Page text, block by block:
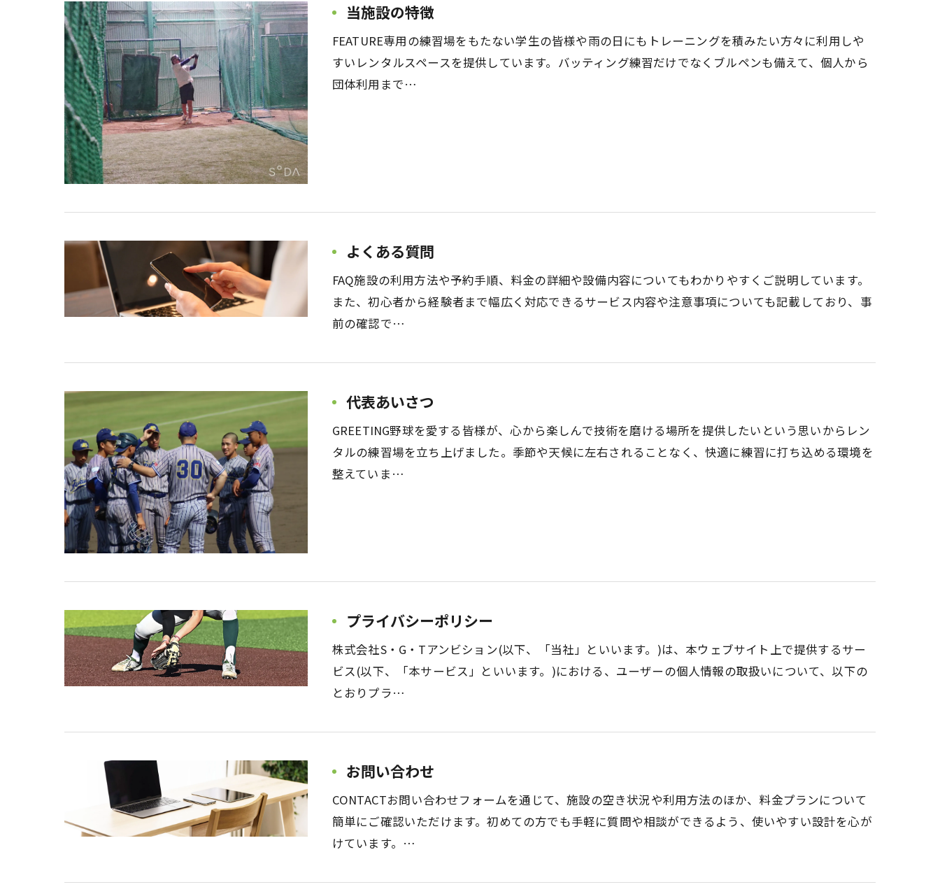
当施設の特徴
FEATURE専用の練習場をもたない学生の皆様や雨の日にもトレーニングを積みたい方々に利用しや
すいレンタルスペースを提供しています。バッティング練習だけでなくブルペンも備えて、個人から
団体利用まで…
よくある質問
FAQ施設の利用方法や予約手順、料金の詳細や設備内容についてもわかりやすくご説明しています。
また、初心者から経験者まで幅広く対応できるサービス内容や注意事項についても記載しており、事
前の確認で…
代表あいさつ
GREETING野球を愛する皆様が、心から楽しんで技術を磨ける場所を提供したいという思いからレン
タルの練習場を立ち上げました。季節や天候に左右されることなく、快適に練習に打ち込める環境を
整えていま…
プライバシーポリシー
株式会社S・G・Tアンビション(以下、「当社」といいます。)は、本ウェブサイト上で提供するサー
ビス(以下、「本サービス」といいます。)における、ユーザーの個人情報の取扱いについて、以下の
とおりプラ…
お問い合わせ
CONTACTお問い合わせフォームを通じて、施設の空き状況や利用方法のほか、料金プランについて
簡単にご確認いただけます。初めての方でも手軽に質問や相談ができるよう、使いやすい設計を心が
けています。…